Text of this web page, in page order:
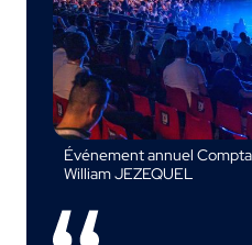
Événement annuel
William JEZEQUEL